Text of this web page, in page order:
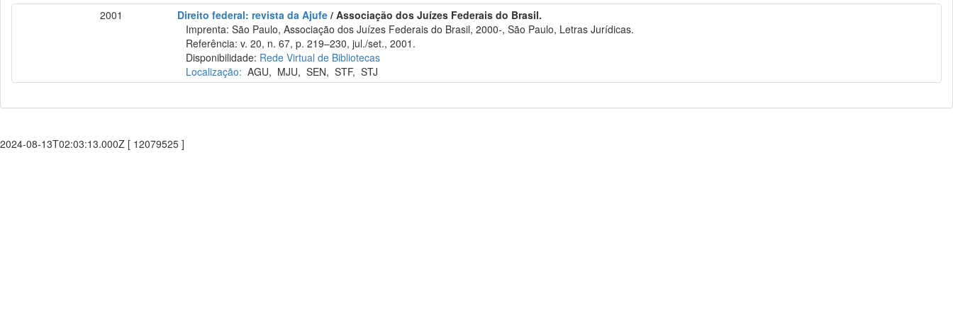
2001 Direito federal: revista da Ajufe / Associação dos Juízes Federais do Brasil.
Imprenta: São Paulo, Associação dos Juízes Federais do Brasil, 2000-, São Paulo, Letras Jurídicas.
Referência: v. 20, n. 67, p. 219–230, jul./set., 2001.
Disponibilidade: Rede Virtual de Bibliotecas
Localização: AGU, MJU,SEN,STF,STJ
2024-08-13T02:03:13.000Z [ 12079525 ]